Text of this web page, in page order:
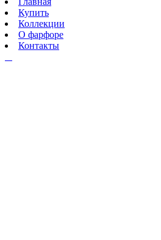
Купить
Коллекции
О фарфоре
Контакты